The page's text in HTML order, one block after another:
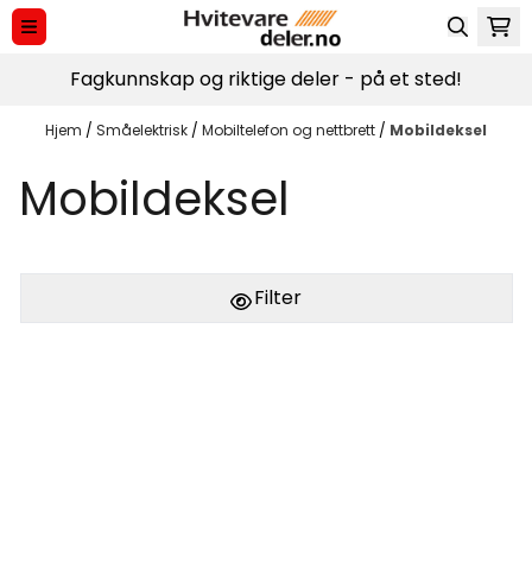
Hopp til innhold
Fagkunnskap og riktige deler - på et sted!
Hjem / Småelektrisk / Mobiltelefon og nettbrett / Mobildeksel
Mobildeksel
Filter